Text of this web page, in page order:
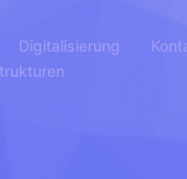
Digitalisierung